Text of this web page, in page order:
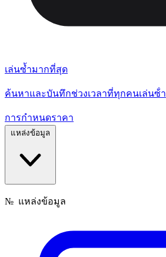
เล่นซ้ำมากที่สุด
ค้นหาและบันทึกช่วงเวลาที่ทุกคนเล่นซ้ํา
การกำหนดราคา
แหล่งข้อมูล
№ แหล่งข้อมูล